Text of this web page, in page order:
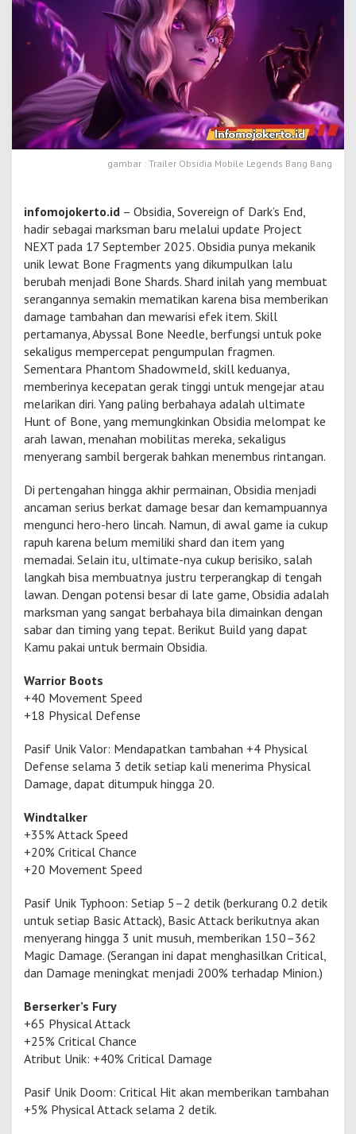
k
O
b
s
i
d
a
M
o
b
i
L
e
e
n
d
s
M
a
r
k
s
a
n
B
a
P
e
n
g
a
n
c
u
r
T
u
e
t
gambar : Trailer Obsidia Mobile Legends Bang Bang
infomojokerto.id – Obsidia, Sovereign of Dark’s End,
hadir sebagai marksman baru melalui update Project
NEXT pada 17 September 2025. Obsidia punya mekanik
unik lewat Bone Fragments yang dikumpulkan lalu
berubah menjadi Bone Shards. Shard inilah yang membuat
serangannya semakin mematikan karena bisa memberikan
damage tambahan dan mewarisi efek item. Skill
pertamanya, Abyssal Bone Needle, berfungsi untuk poke
sekaligus mempercepat pengumpulan fragmen.
Sementara Phantom Shadowmeld, skill keduanya,
memberinya kecepatan gerak tinggi untuk mengejar atau
melarikan diri. Yang paling berbahaya adalah ultimate
Hunt of Bone, yang memungkinkan Obsidia melompat ke
arah lawan, menahan mobilitas mereka, sekaligus
menyerang sambil bergerak bahkan menembus rintangan.
Di pertengahan hingga akhir permainan, Obsidia menjadi
ancaman serius berkat damage besar dan kemampuannya
mengunci hero-hero lincah. Namun, di awal game ia cukup
rapuh karena belum memiliki shard dan item yang
memadai. Selain itu, ultimate-nya cukup berisiko, salah
langkah bisa membuatnya justru terperangkap di tengah
lawan. Dengan potensi besar di late game, Obsidia adalah
marksman yang sangat berbahaya bila dimainkan dengan
sabar dan timing yang tepat. Berikut Build yang dapat
Kamu pakai untuk bermain Obsidia.
Warrior Boots
+40 Movement Speed
+18 Physical Defense
Pasif Unik Valor: Mendapatkan tambahan +4 Physical
Defense selama 3 detik setiap kali menerima Physical
Damage, dapat ditumpuk hingga 20.
Windtalker
+35% Attack Speed
+20% Critical Chance
+20 Movement Speed
Pasif Unik Typhoon: Setiap 5–2 detik (berkurang 0.2 detik
untuk setiap Basic Attack), Basic Attack berikutnya akan
menyerang hingga 3 unit musuh, memberikan 150–362
Magic Damage. (Serangan ini dapat menghasilkan Critical,
dan Damage meningkat menjadi 200% terhadap Minion.)
Berserker’s Fury
+65 Physical Attack
+25% Critical Chance
Atribut Unik: +40% Critical Damage
Pasif Unik Doom: Critical Hit akan memberikan tambahan
+5% Physical Attack selama 2 detik.